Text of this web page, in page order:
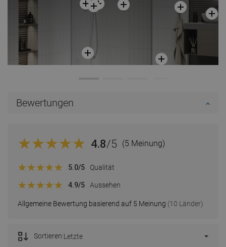
Bewertungen
4.8/5 (5 Meinung)
Allgemeine Bewertung basierend auf 5 Meinung (10 Länder)
5.0/5 Qualität
4.9/5 Aussehen
Sortieren:Letzte